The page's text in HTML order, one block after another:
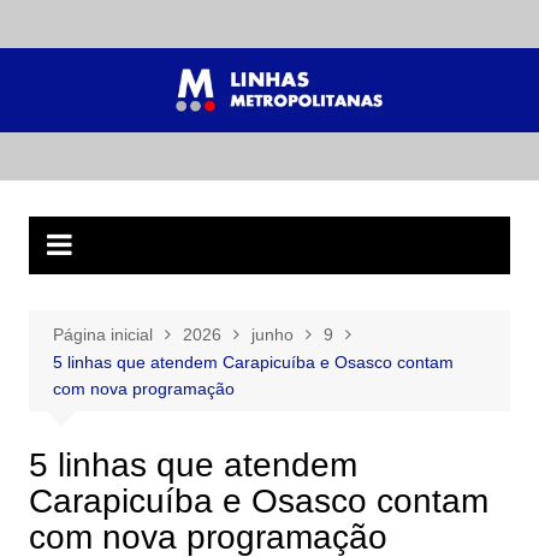
para
Página inicial 2026 junho
9
5 linhas que atendem Carapicuíba e Osasco contam
com nova programação
5 linhas que atendem
Carapicuíba e Osasco contam
com nova programação